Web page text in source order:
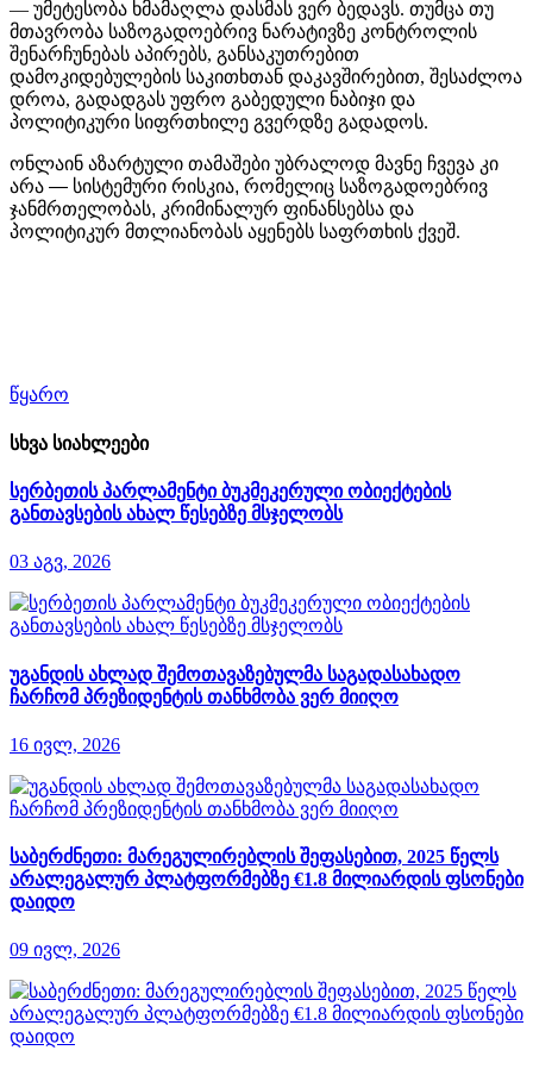
— უმეტესობა ხმამაღლა დასმას ვერ ბედავს. თუმცა თუ
მთავრობა საზოგადოებრივ ნარატივზე კონტროლის
შენარჩუნებას აპირებს, განსაკუთრებით
დამოკიდებულების საკითხთან დაკავშირებით, შესაძლოა
დროა, გადადგას უფრო გაბედული ნაბიჯი და
პოლიტიკური სიფრთხილე გვერდზე გადადოს.
ონლაინ აზარტული თამაშები უბრალოდ მავნე ჩვევა კი
არა — სისტემური რისკია, რომელიც საზოგადოებრივ
ჯანმრთელობას, კრიმინალურ ფინანსებსა და
პოლიტიკურ მთლიანობას აყენებს საფრთხის ქვეშ.
წყარო
სხვა სიახლეები
სერბეთის პარლამენტი ბუკმეკერული ობიექტების
განთავსების ახალ წესებზე მსჯელობს
03 აგვ, 2026
უგანდის ახლად შემოთავაზებულმა საგადასახადო
ჩარჩომ პრეზიდენტის თანხმობა ვერ მიიღო
16 ივლ, 2026
საბერძნეთი: მარეგულირებლის შეფასებით, 2025 წელს
არალეგალურ პლატფორმებზე €1.8 მილიარდის ფსონები
დაიდო
09 ივლ, 2026